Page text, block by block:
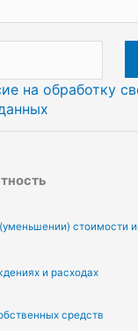
на обработку
стоимости
и расходах
средств